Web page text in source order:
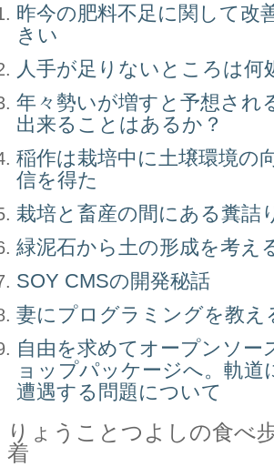
昨今の肥料不足に関して改
きい
人手が足りないところは何
年々勢いが増すと予想され
出来ることはあるか？
稲作は栽培中に土壌環境の
信を得た
栽培と畜産の間にある糞詰
緑泥石から土の形成を考え
SOY CMSの開発秘話
妻にプログラミングを教え
自由を求めてオープンソー
ョップパッケージへ。軌道
遭遇する問題について
りょうことつよしの食べ
着